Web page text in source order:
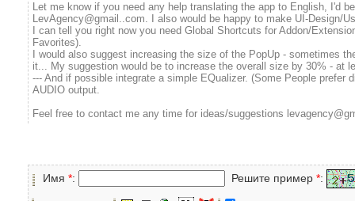
Let me know if you need any help translating the app to English, I'd
LevAgency@gmail..com. I also would be happy to make UI-Design/
I can tell you right now you need Global Shortcuts for Addon/
Favorites).
I would also suggest increasing the size of the PopUp - sometimes
it... My suggestion would be to increase the overall size by 30% - at
--- And if possible integrate a simple EQualizer. (Some People
AUDIO output.
Feel free to contact me any time for ideas/suggestions
Имя *: Решите пример *: